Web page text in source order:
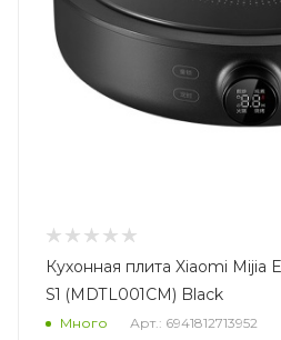
Кухонная плита Xiaomi Mijia
S1 (MDTL001CM) Black
Много Арт.: 6941812713952